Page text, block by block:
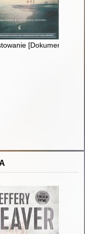
[Dokument
na planetę Ksi